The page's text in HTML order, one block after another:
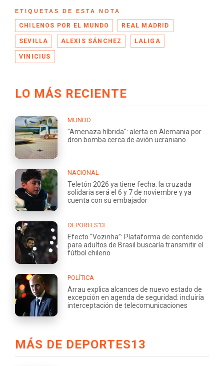
ETIQUETAS DE ESTA NOTA
CHILENOS POR EL MUNDO REAL MADRID
SEVILLA ALEXIS SÁNCHEZ LALIGA
VINICIUS
LO MÁS RECIENTE
MUNDO
"Amenaza híbrida": alerta en Alemania por
dron bomba cerca de avión ucraniano
NACIONAL
Teletón 2026 ya tiene fecha: la cruzada
solidaria será el 6 y 7 de noviembre y ya
cuenta con su embajador
DEPORTES13
Efecto “Vozinha”: Plataforma de contenido
para adultos de Brasil buscaría transmitir el
fútbol chileno
POLÍTICA
Arrau explica alcances de nuevo estado de
excepción en agenda de seguridad: incluiría
interceptación de telecomunicaciones
MÁS DE DEPORTES13